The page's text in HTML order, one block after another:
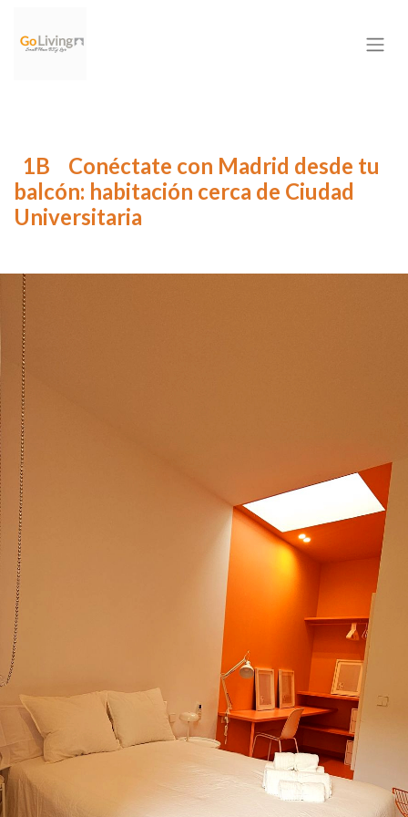
1B
Conéctate con Madrid desde tu
balcón: habitación cerca de Ciudad
Universitaria